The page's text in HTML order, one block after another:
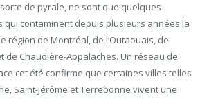
de pyrale, ne sont que quelques
qui contaminent depuis plusieurs années la
région de Montréal, de l’Outaouais, de
de Chaudière-Appalaches. Un réseau de
cet été confirme que certaines villes telles
Saint-Jérôme et Terrebonne vivent une